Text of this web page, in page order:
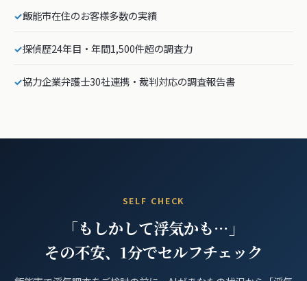
✓飯能市在住のお客様多数の実績
✓探偵歴24年目・年間1,500件超の調査力
✓協力企業弁護士30社連携・裁判対応の調査報告書
SELF CHECK
「もしかして浮気かも…」
その不安、1分でセルフチェック